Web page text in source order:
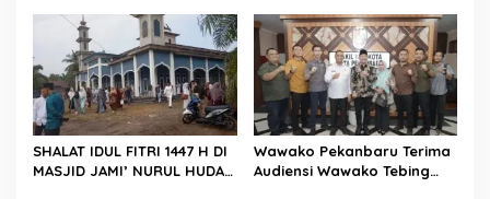
SHALAT IDUL FITRI 1447 H DI
MASJID JAMI’ NURUL HUDA
Wawako Pekanbaru Terima
Audiensi Wawako Tebing